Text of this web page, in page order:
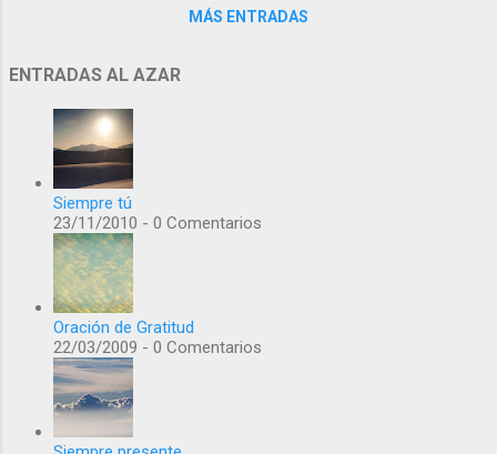
MÁS ENTRADAS
ENTRADAS AL AZAR
Siempre tú
23/11/2010 - 0 Comentarios
Oración de Gratitud
22/03/2009 - 0 Comentarios